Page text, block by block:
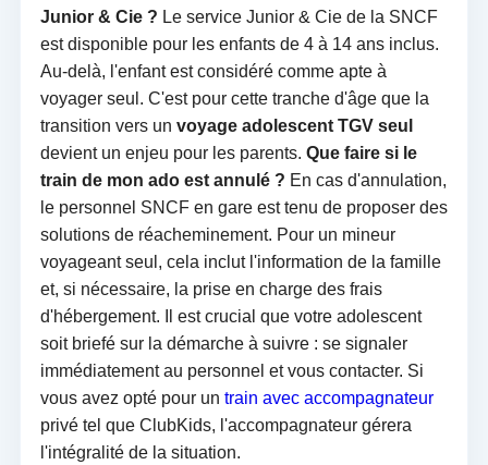
Junior & Cie ? Le service Junior & Cie de la SNCF
est disponible pour les enfants de 4 à 14 ans inclus.
Au-delà, l'enfant est considéré comme apte à
voyager seul. C'est pour cette tranche d'âge que la
transition vers un voyage adolescent TGV seul
devient un enjeu pour les parents. Que faire si le
train de mon ado est annulé ? En cas d'annulation,
le personnel SNCF en gare est tenu de proposer des
solutions de réacheminement. Pour un mineur
voyageant seul, cela inclut l'information de la famille
et, si nécessaire, la prise en charge des frais
d'hébergement. Il est crucial que votre adolescent
soit briefé sur la démarche à suivre : se signaler
immédiatement au personnel et vous contacter. Si
vous avez opté pour un train avec accompagnateur
privé tel que ClubKids, l'accompagnateur gérera
l'intégralité de la situation.